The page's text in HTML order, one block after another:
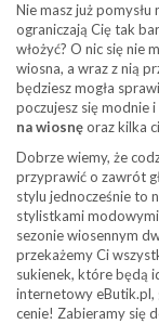
Nie masz już
ograniczają Cię tak
włożyć? O nic się nie
wiosna, a wraz z nią
będziesz mogła
poczujesz się modnie
na wiosnęoraz kilka
Dobrze wiemy, że
przyprawić o zawrót
stylu jednocześnie to
stylistkami
sezonie wiosennym
przekażemy Ci
sukienek, które będą
internetowy eButik.pl,
cenie! Zabieramy się